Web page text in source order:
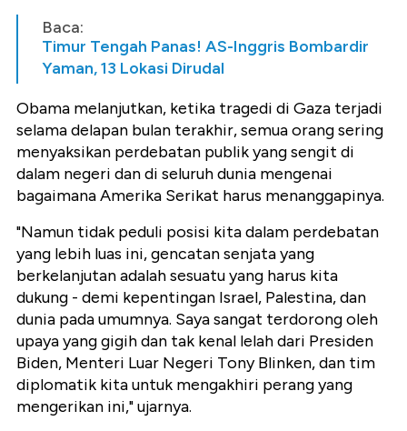
Baca:
Timur Tengah Panas! AS-Inggris Bombardir
Yaman, 13 Lokasi Dirudal
Obama melanjutkan, ketika tragedi di Gaza terjadi
selama delapan bulan terakhir, semua orang sering
menyaksikan perdebatan publik yang sengit di
dalam negeri dan di seluruh dunia mengenai
bagaimana Amerika Serikat harus menanggapinya.
"Namun tidak peduli posisi kita dalam perdebatan
yang lebih luas ini, gencatan senjata yang
berkelanjutan adalah sesuatu yang harus kita
dukung - demi kepentingan Israel, Palestina, dan
dunia pada umumnya. Saya sangat terdorong oleh
upaya yang gigih dan tak kenal lelah dari Presiden
Biden, Menteri Luar Negeri Tony Blinken, dan tim
diplomatik kita untuk mengakhiri perang yang
mengerikan ini," ujarnya.